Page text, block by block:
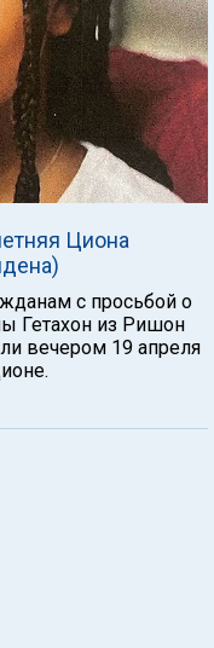
Циона
с просьбой о
Гетахон из Ришон
вечером 19 апреля